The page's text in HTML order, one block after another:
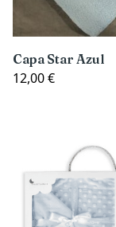
Capa Star Azul
12,00 €